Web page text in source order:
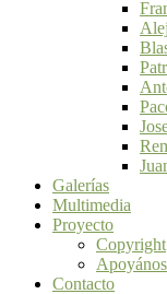
Galerías
Multimedia
Proyecto
Copyright
Apoyános
Contacto